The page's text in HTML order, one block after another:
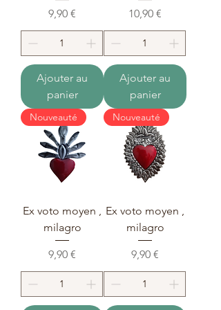
Prix
9,90 €
Ajouter au
panier
Prix
10,90 €
Ajouter au
panier
Nouveauté
Ex voto moyen ,
milagro
Prix
9,90 €
Nouveauté
Ex voto moyen ,
milagro
Prix
9,90 €